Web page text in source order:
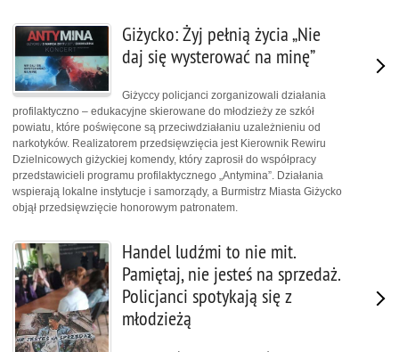
Giżycko: Żyj pełnią życia „Nie
daj się wysterować na minę”
Giżyccy policjanci zorganizowali działania
profilaktyczno – edukacyjne skierowane do młodzieży ze szkół
powiatu, które poświęcone są przeciwdziałaniu uzależnieniu od
narkotyków. Realizatorem przedsięwzięcia jest Kierownik Rewiru
Dzielnicowych giżyckiej komendy, który zaprosił do współpracy
przedstawicieli programu profilaktycznego „Antymina”. Działania
wspierają lokalne instytucje i samorządy, a Burmistrz Miasta Giżycko
objął przedsięwzięcie honorowym patronatem.
Handel ludźmi to nie mit.
Pamiętaj, nie jesteś na sprzedaż.
Policjanci spotykają się z
młodzieżą